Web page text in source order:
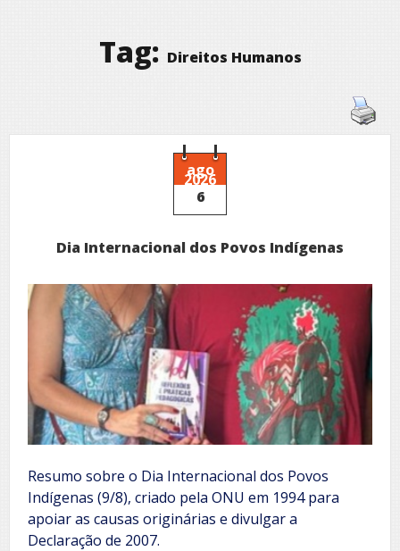
Tag: Direitos Humanos
ago
2026
6
Dia Internacional dos Povos Indígenas
Resumo sobre o Dia Internacional dos Povos
Indígenas (9/8), criado pela ONU em 1994 para
apoiar as causas originárias e divulgar a
Declaração de 2007.